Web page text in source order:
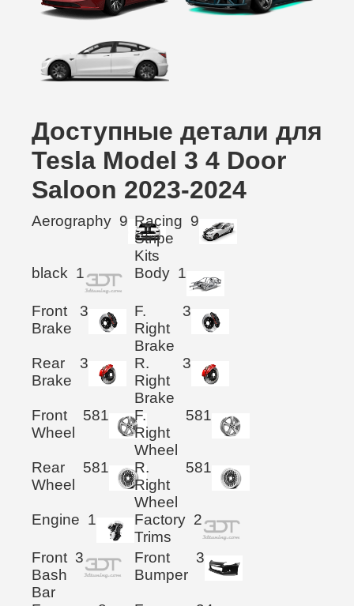
Доступные детали для
Tesla Model 3 4 Door
Saloon 2023-2024
Aerography 9 Racing
Stripe
Kits
9
black 1 Body 1
Front
Brake
3
F.
Right
Brake
3
Rear
Brake
3
R.
Right
Brake
3
Front
Wheel
581
F.
Right
Wheel
581
Rear
Wheel
581
R.
Right
Wheel
581
Engine 1
Factory
Trims
2
Front
Bash
Bar
3
Front
Bumper
3